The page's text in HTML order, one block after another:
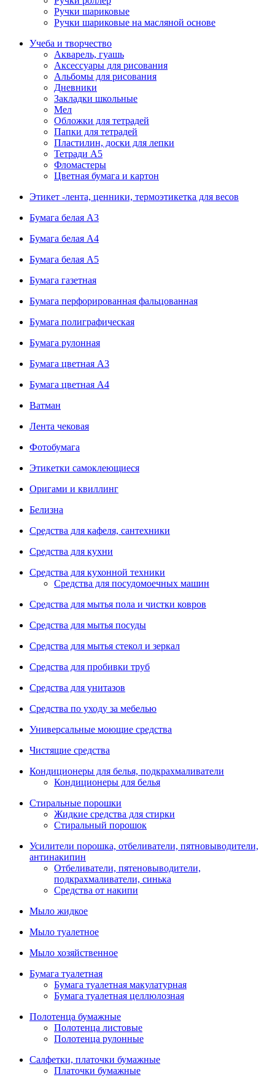
Ручки шариковые
Ручки шариковые на масляной основе
Учеба и творчество
Акварель, гуашь
Аксессуары для рисования
Альбомы для рисования
Дневники
Закладки школьные
Мел
Обложки для тетрадей
Папки для тетрадей
Пластилин, доски для лепки
Тетради А5
Фломастеры
Цветная бумага и картон
Этикет -лента, ценники, термоэтикетка для весов
Бумага белая А3
Бумага белая А4
Бумага белая А5
Бумага газетная
Бумага перфорированная фальцованная
Бумага полиграфическая
Бумага рулонная
Бумага цветная А3
Бумага цветная А4
Ватман
Лента чековая
Фотобумага
Этикетки самоклеющиеся
Оригами и квиллинг
Белизна
Средства для кафеля, сантехники
Средства для кухни
Средства для кухонной техники
Средства для посудомоечных машин
Средства для мытья пола и чистки ковров
Средства для мытья посуды
Средства для мытья стекол и зеркал
Средства для пробивки труб
Средства для унитазов
Средства по уходу за мебелью
Универсальные моющие средства
Чистящие средства
Кондиционеры для белья, подкрахмаливатели
Кондиционеры для белья
Стиральные порошки
Жидкие средства для стирки
Стиральный порошок
Усилители порошка, отбеливатели, пятновыводители,
антинакипин
Отбеливатели, пятеновыводители,
подкрахмаливатели, синька
Средства от накипи
Мыло жидкое
Мыло туалетное
Мыло хозяйственное
Бумага туалетная
Бумага туалетная макулатурная
Бумага туалетная целлюлозная
Полотенца бумажные
Полотенца листовые
Полотенца рулонные
Салфетки, платочки бумажные
Платочки бумажные